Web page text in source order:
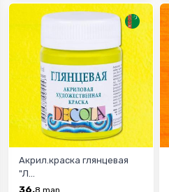
Акрил.краска глянцевая
"Л...
36.